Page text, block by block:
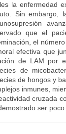
la enfermedad
Sin embargo,
que el
el
efectiva que
de LAM por
de
de hongos y
inmunes,
cruzada
ser